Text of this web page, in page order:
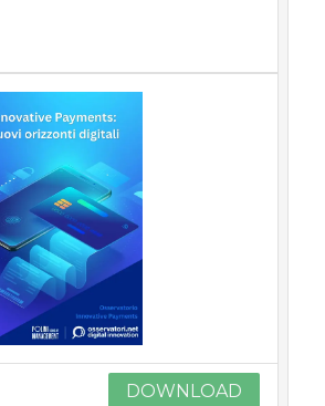
DOWNLOAD